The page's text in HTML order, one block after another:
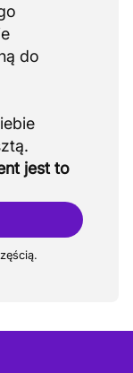
do
jest to